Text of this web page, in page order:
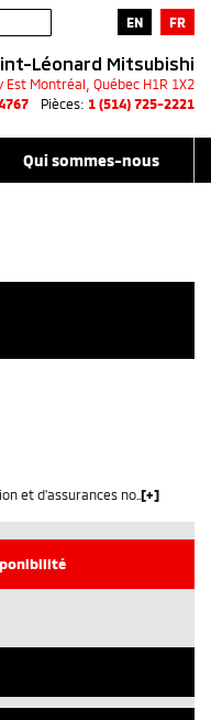
EN FR
Léonard Mitsubishi
Est Montréal Québec H1R 1X2
Pièces: 1 (514) 725-2221
Qui sommes-nous
TPS, TVQ, frais d'immatriculation et d'assurances non inclus.